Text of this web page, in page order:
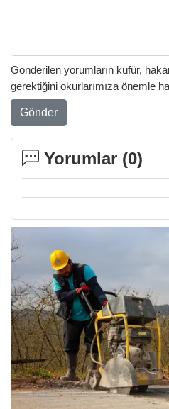
Gönderilen yorumların küfür,
gerektiğini okurlarımıza önemle
Gönder
Yorumlar (0)